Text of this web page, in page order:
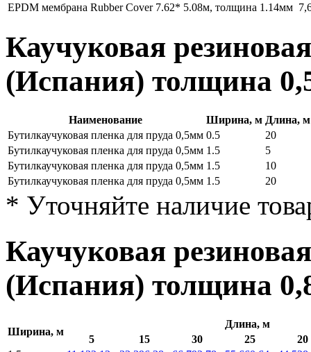
EPDM мембрана Rubber Cover 7.62* 5.08м, толщина 1.14мм
Каучуковая
(Испания) толщина
Наименование Ширина, м Длина, м
Бутилкаучуковая пленка для пруда 0,5мм 0.5
20
Бутилкаучуковая пленка для пруда 0,5мм 1.5
5
Бутилкаучуковая пленка для пруда 0,5мм 1.5
10
Бутилкаучуковая пленка для пруда 0,5мм 1.5 20
* Уточняйте наличие
Каучуковая
(Испания) толщина
Ширина, м
Длина, м
5
15 30 25
20